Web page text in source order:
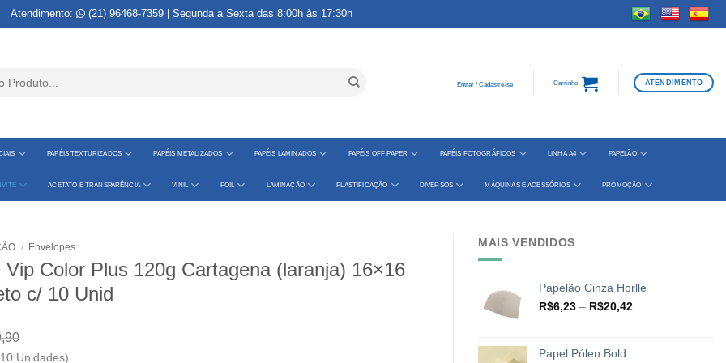
Atendimento: (21) 96468-7359 | Segunda a Sexta das 8:00h às 17:30h
Entrar / Cadastre-se Carrinho ATENDIMENTO
PAPÉIS TEXTURIZADOS PAPÉIS METALIZADOS PAPÉIS LAMINADOS PAPÉIS OFF PAPER PAPÉIS FOTOGRÁFICOS LINHA A4 PAPELÃO
ACETATO E TRANSPARÊNCIA VINIL FOIL LAMINAÇÃO PLASTIFICAÇÃO DIVERSOS MÁQUINAS E ACESSÓRIOS PROMOÇÃO
/ Envelopes
Vip Color Plus 120g Cartagena (laranja) 16×16
c/ 10 Unid
Unidades)
MAIS VENDIDOS
Papelão Cinza Horlle
R$6,23 – R$20,42
Papel Pólen Bold